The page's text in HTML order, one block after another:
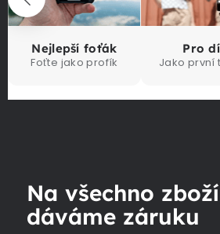
Nejlepší foťák
Foťte jako profík
Pro
Jako první
Na všechno zboží
dáváme záruku